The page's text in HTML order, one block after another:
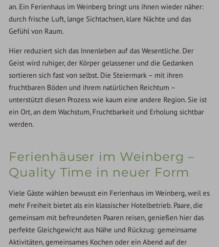
an. Ein Ferienhaus im Weinberg bringt uns ihnen wieder näher:
durch frische Luft, lange Sichtachsen, klare Nächte und das
Gefühl von Raum.
Hier reduziert sich das Innenleben auf das Wesentliche. Der
Geist wird ruhiger, der Körper gelassener und die Gedanken
sortieren sich fast von selbst. Die Steiermark – mit ihren
fruchtbaren Böden und ihrem natürlichen Reichtum –
unterstützt diesen Prozess wie kaum eine andere Region. Sie ist
ein Ort, an dem Wachstum, Fruchtbarkeit und Erholung sichtbar
werden.
Ferienhäuser im Weinberg –
Quality Time in neuer Form
Viele Gäste wählen bewusst ein Ferienhaus im Weinberg, weil es
mehr Freiheit bietet als ein klassischer Hotelbetrieb. Paare, die
gemeinsam mit befreundeten Paaren reisen, genießen hier das
perfekte Gleichgewicht aus Nähe und Rückzug: gemeinsame
Aktivitäten, gemeinsames Kochen oder ein Abend auf der